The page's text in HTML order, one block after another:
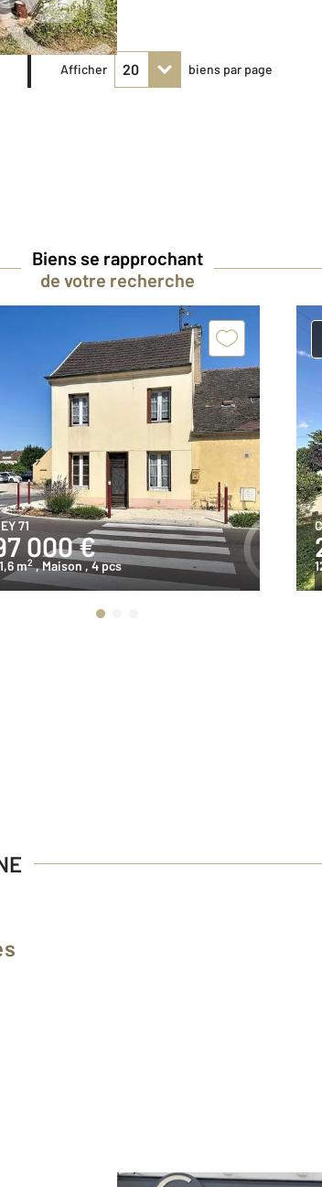
Afficher biens par page
Biens se rapprochant
de votre recherche
71
000 €
m2 , Maison, 4 pcs